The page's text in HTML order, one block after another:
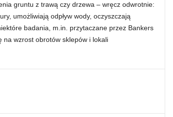
gruntu z trawą czy drzewa – wręcz odwrotnie:
umożliwiają odpływ wody, oczyszczają
badania, m.in. przytaczane przez Bankers
na wzrost obrotów sklepów i lokali